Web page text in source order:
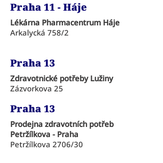
Praha 11 - Háje
Lékárna Pharmacentrum Háje
Arkalycká 758/2
Praha 13
Zdravotnické potřeby Lužiny
Zázvorkova 25
Praha 13
Prodejna zdravotních potřeb
Petržílkova - Praha
Petržílkova 2706/30